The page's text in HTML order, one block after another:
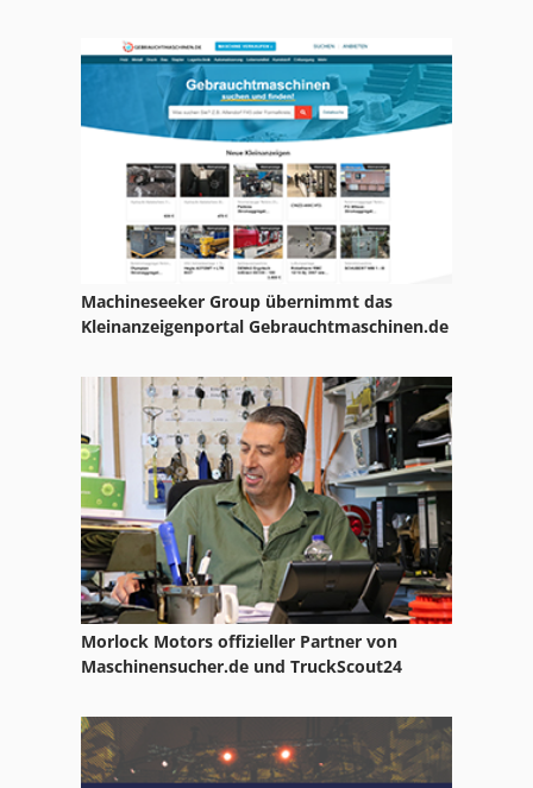
Machineseeker Group übernimmt das
Kleinanzeigenportal Gebrauchtmaschinen.de
Morlock Motors offizieller Partner von
Maschinensucher.de und TruckScout24